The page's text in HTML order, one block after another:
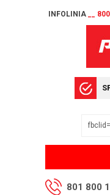
INFOLINIA __
801 800